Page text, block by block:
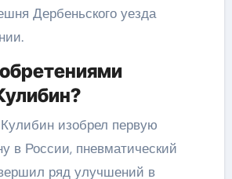
Дербеньского уезда
изобрел первую
в России, пневматический
ряд улучшений в